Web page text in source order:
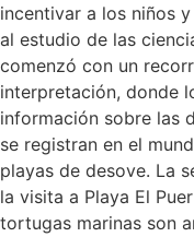
incentivar a los niños
al estudio de las
comenzó con un
interpretación, donde
información sobre las
se registran en el
playas de desove. La
la visita a Playa El
tortugas marinas son